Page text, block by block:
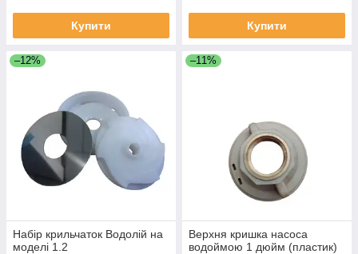
Купити Купити
–12%
Набір крильчаток Водолій на
моделі 1.2
–11%
Верхня кришка насоса
водоймою 1 дюйм (пластик)